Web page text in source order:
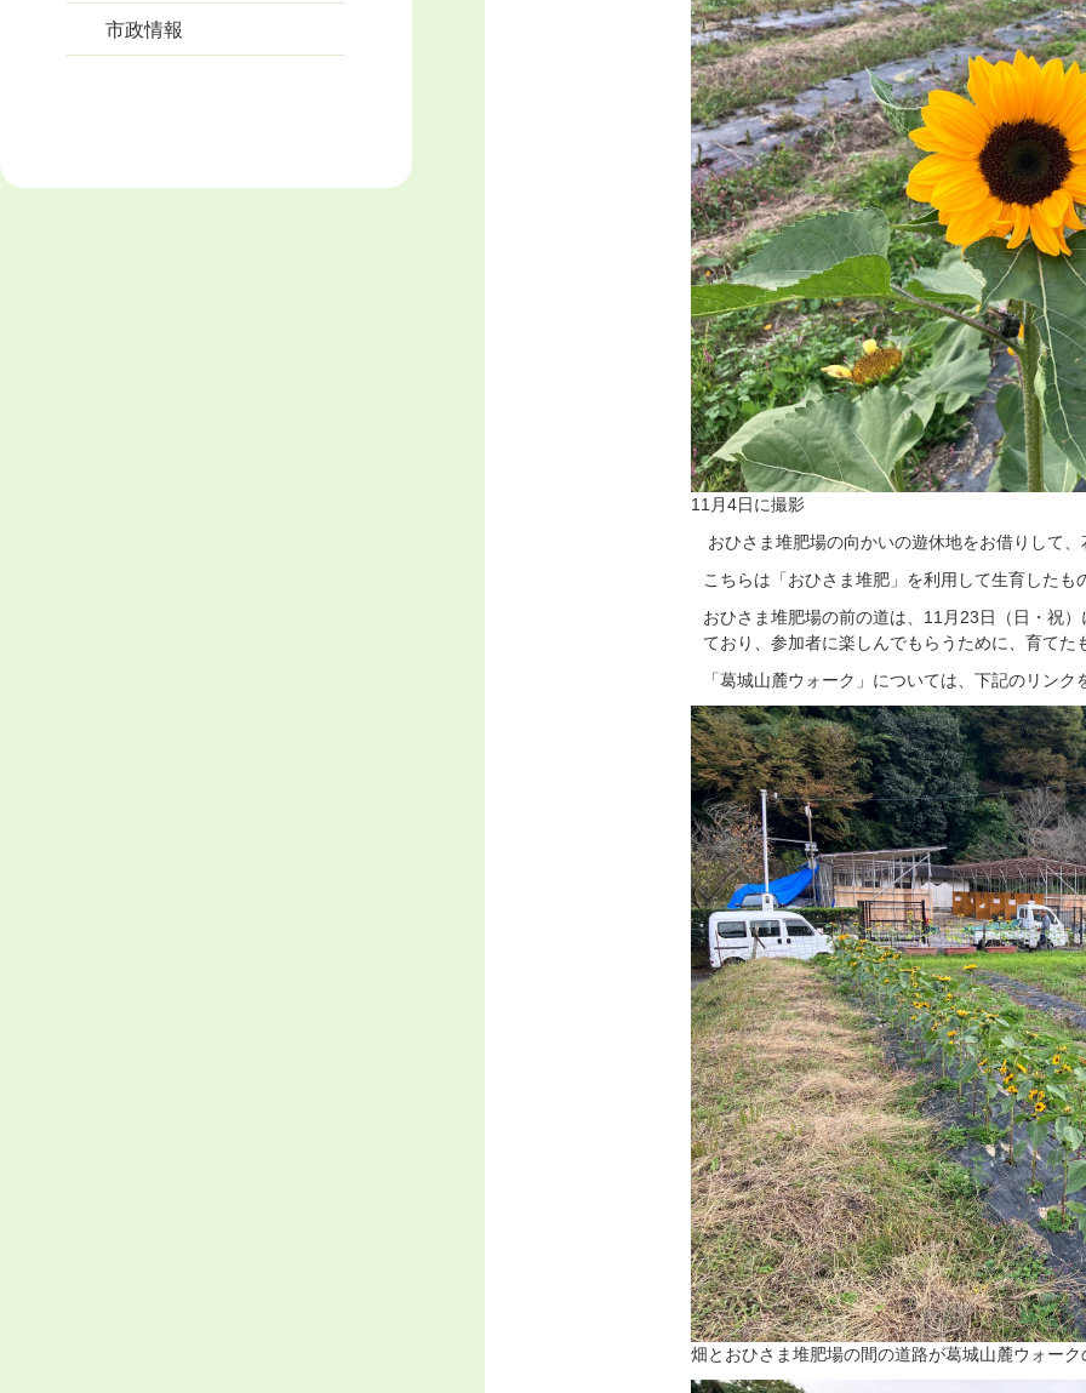
市政情報
11月4日に撮影
おひさま堆肥場の向かいの遊休地をお借りして
こちらは「おひさま堆肥」を利用して生育したも
おひさま堆肥場の前の道は、11月23日（日・祝
ており、参加者に楽しんでもらうために、育てた
「葛城山麓ウォーク」については、下記のリンク
畑とおひさま堆肥場の間の道路が葛城山麓ウォー